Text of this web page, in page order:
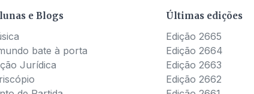
e Blogs
bate à porta
Jurídica
Últimas edições
Edição 2665
Edição 2664
Edição 2663
Edição 2662